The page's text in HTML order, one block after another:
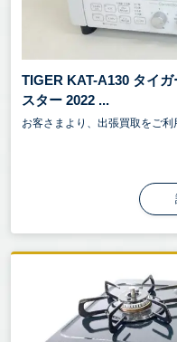
TIGER KAT-A130 タイ
スター 2022 ...
お客さまより、出張買取をご